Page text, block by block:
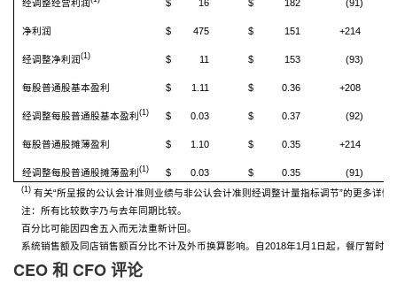
经调整经营利润 $ 16 $ 182 (91)
净利润 $ 475 $ 151 +214
经调整净利润(1) $ 11 $ 153 (93)
每股普通股基本盈利 $ 1.11 $ 0.36 +208
经调整每股普通股基本盈利(1) $ 0.03 $ 0.37 (92)
每股普通股摊薄盈利 $ 1.10 $ 0.35 +214
经调整每股普通股摊薄盈利(1) $ 0.03 $ 0.35 (91)
(1) 有关“所呈报的公认会计准则业绩与非公认会计准则经调整计量指标调节”的更多详
注：所有比较数字乃与去年同期比较。
百分比可能因四舍五入而无法重新计回。
系统销售额及同店销售额百分比不计及外币换算影响。自2018年1月1日起，餐厅暂时
CEO 和 CFO 评论